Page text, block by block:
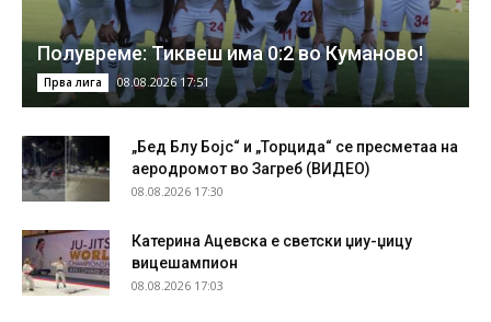
Полувреме: Тиквеш има 0:2 во Куманово!
Прва лига 08.08.2026 17:51
„Бед Блу Бојс“ и „Торцида“ се пресметаа на
аеродромот во Загреб (ВИДЕО)
08.08.2026 17:30
Катерина Ацевска е светски џиу-џицу
вицешампион
08.08.2026 17:03